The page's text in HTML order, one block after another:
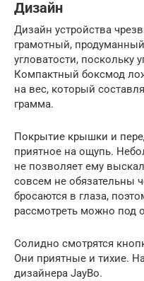
Дизайн
Дизайн устройства
грамотный,
угловатости, поскольку
Компактный боксмод
на вес, который
грамма.
Покрытие крышки и
приятное на ощупь.
не позволяет ему
совсем не обязательны
бросаются в глаза,
рассмотреть можно под
Солидно смотрятся
Они приятные и тихие.
дизайнера JayBo.